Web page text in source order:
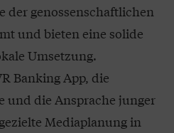
der genossenschaftlichen
und bieten eine solide
Umsetzung.
Banking App, die
und die Ansprache junger
Mediaplanung in